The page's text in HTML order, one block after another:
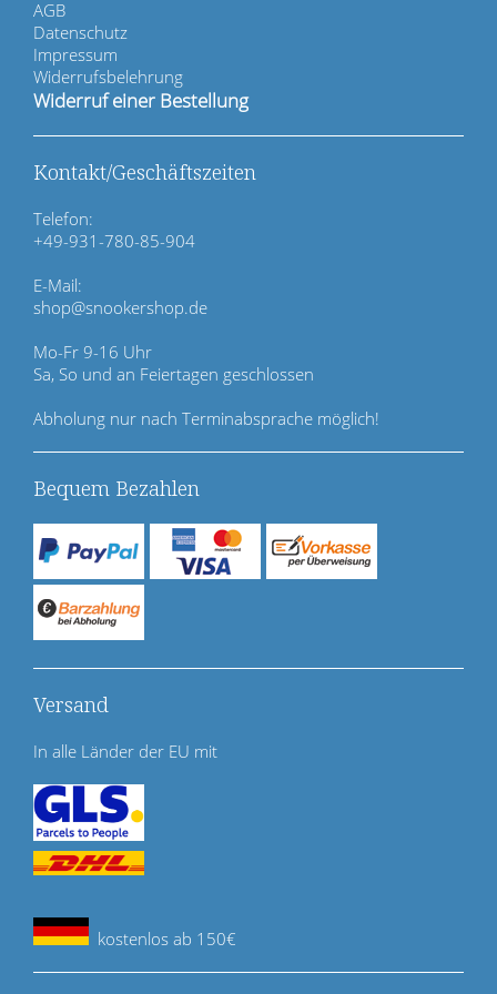
i
g
a
t
i
n
ü
b
e
r
s
p
r
i
n
g
e
n
AGB
Datenschutz
Impressum
Widerrufsbelehrung
Widerruf einer Bestellung
Kontakt/Geschäftszeiten
Telefon:
+49-931-780-85-904
E-Mail:
shop@snookershop.de
Mo-Fr 9-16 Uhr
Sa, So und an Feiertagen geschlossen
Abholung nur nach Terminabsprache möglich!
Bequem Bezahlen
Versand
In alle Länder der EU mit
kostenlos ab 150€